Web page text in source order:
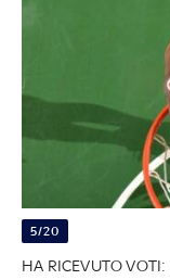
5/20
HA RICEVUTO VOTI: